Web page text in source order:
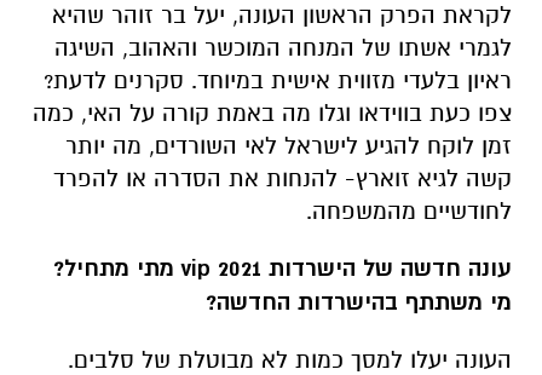
לקראת הפרק הראשון העונה, יעל בר זוהר שהיא
לגמרי אשתו של המנחה המוכשר והאהוב, השיגה
ראיון בלעדי מזווית אישית במיוחד. סקרנים לדעת?
צפו כעת בווידאו וגלו מה באמת קורה על האי, כמה
זמן לוקח להגיע לישראל לאי השורדים, מה יותר
קשה לגיא זוארץ- להנחות את הסדרה או להפרד
לחודשיים מהמשפחה.
עונה חדשה של הישרדות vip 2021 מתי מתחיל?
מי משתתף בהישרדות החדשה?
העונה יעלו למסך כמות לא מבוטלת של סלבים.